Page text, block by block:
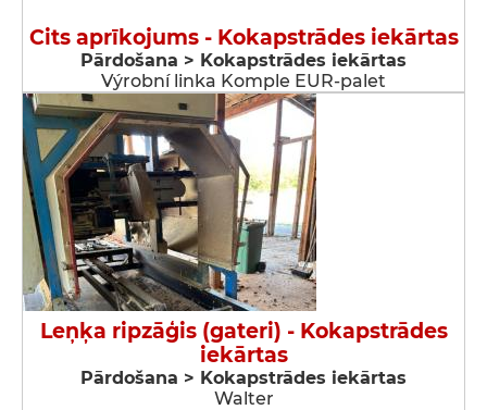
Cits aprīkojums - Kokapstrādes iekārtas
Pārdošana > Kokapstrādes iekārtas
Výrobní linka Komple EUR-palet
Leņķa ripzāģis (gateri) - Kokapstrādes
iekārtas
Pārdošana > Kokapstrādes iekārtas
Walter